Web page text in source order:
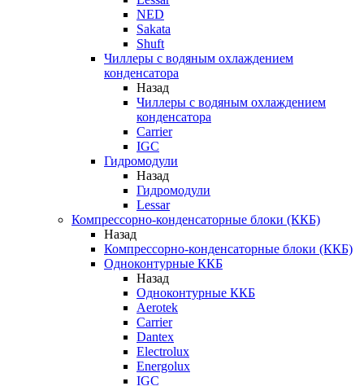
NED
Sakata
Shuft
Чиллеры с водяным охлаждением
конденсатора
Назад
Чиллеры с водяным охлаждением
конденсатора
Carrier
IGC
Гидромодули
Назад
Гидромодули
Lessar
Компрессорно-конденсаторные блоки (ККБ)
Назад
Компрессорно-конденсаторные блоки (ККБ)
Одноконтурные ККБ
Назад
Одноконтурные ККБ
Aerotek
Carrier
Dantex
Electrolux
Energolux
IGC